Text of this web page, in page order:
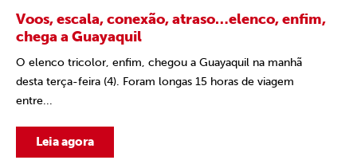
Voos, escala, conexão, atraso…elenco, enfim,
chega a Guayaquil
O elenco tricolor, enfim, chegou a Guayaquil na manhã
desta terça-feira (4). Foram longas 15 horas de viagem
entre...
Leia agora